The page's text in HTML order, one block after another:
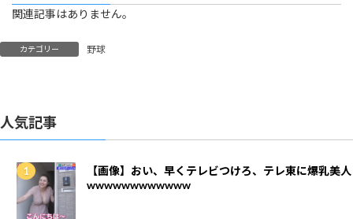
関連記事はありません。
カテゴリー 野球
人気記事
【画像】おい、早くテレビつけろ、テレ東に爆乳美人
wwwwwwwwwwww